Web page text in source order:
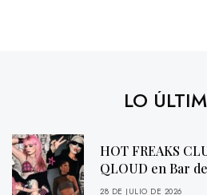
LO
HOT FREAKS
QLOUD en Bar
28 DE JULIO DE 2026